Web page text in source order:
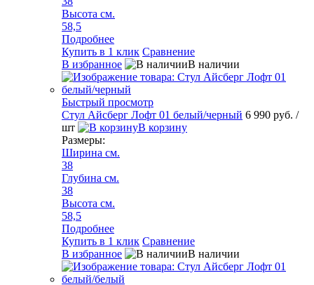
Высота см.
58,5
Подробнее
Купить в 1 клик Сравнение
В избранное
В наличии
Быстрый просмотр
Стул Айсберг Лофт 01 белый/черный 6 990 руб. /
шт
В корзину
Размеры:
Ширина см.
38
Глубина см.
38
Высота см.
58,5
Подробнее
Купить в 1 клик Сравнение
В избранное
В наличии